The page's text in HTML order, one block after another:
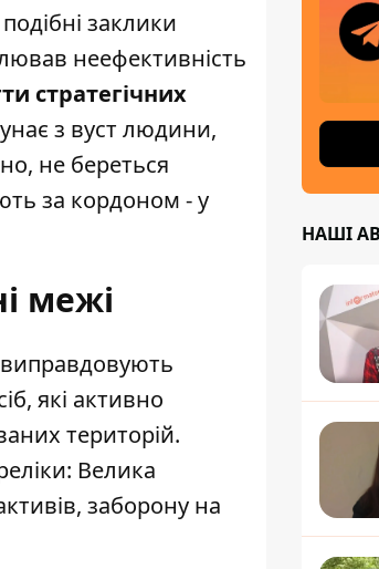
заклики
неефективність
стратегічних
з вуст людини,
не береться
за кордоном - у
межі
виправдовують
які активно
територій.
Велика
заборону на
НАШІ